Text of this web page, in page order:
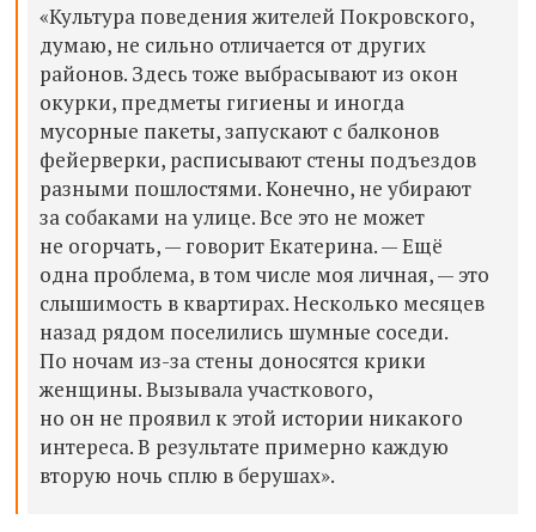
«Культура поведения жителей Покровского,
думаю, не сильно отличается от других
районов. Здесь тоже выбрасывают из окон
окурки, предметы гигиены и иногда
мусорные пакеты, запускают с балконов
фейерверки, расписывают стены подъездов
разными пошлостями. Конечно, не убирают
за собаками на улице. Все это не может
не огорчать, — говорит Екатерина. — Ещё
одна проблема, в том числе моя личная, — это
слышимость в квартирах. Несколько месяцев
назад рядом поселились шумные соседи.
По ночам из-за стены доносятся крики
женщины. Вызывала участкового,
но он не проявил к этой истории никакого
интереса. В результате примерно каждую
вторую ночь сплю в берушах».